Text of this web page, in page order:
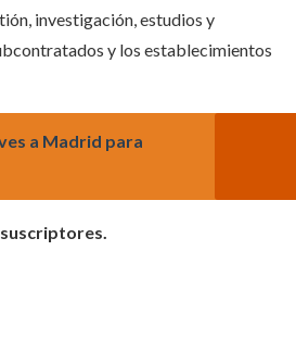
investigación, estudios y
y los establecimientos
a Madrid para
suscriptores.